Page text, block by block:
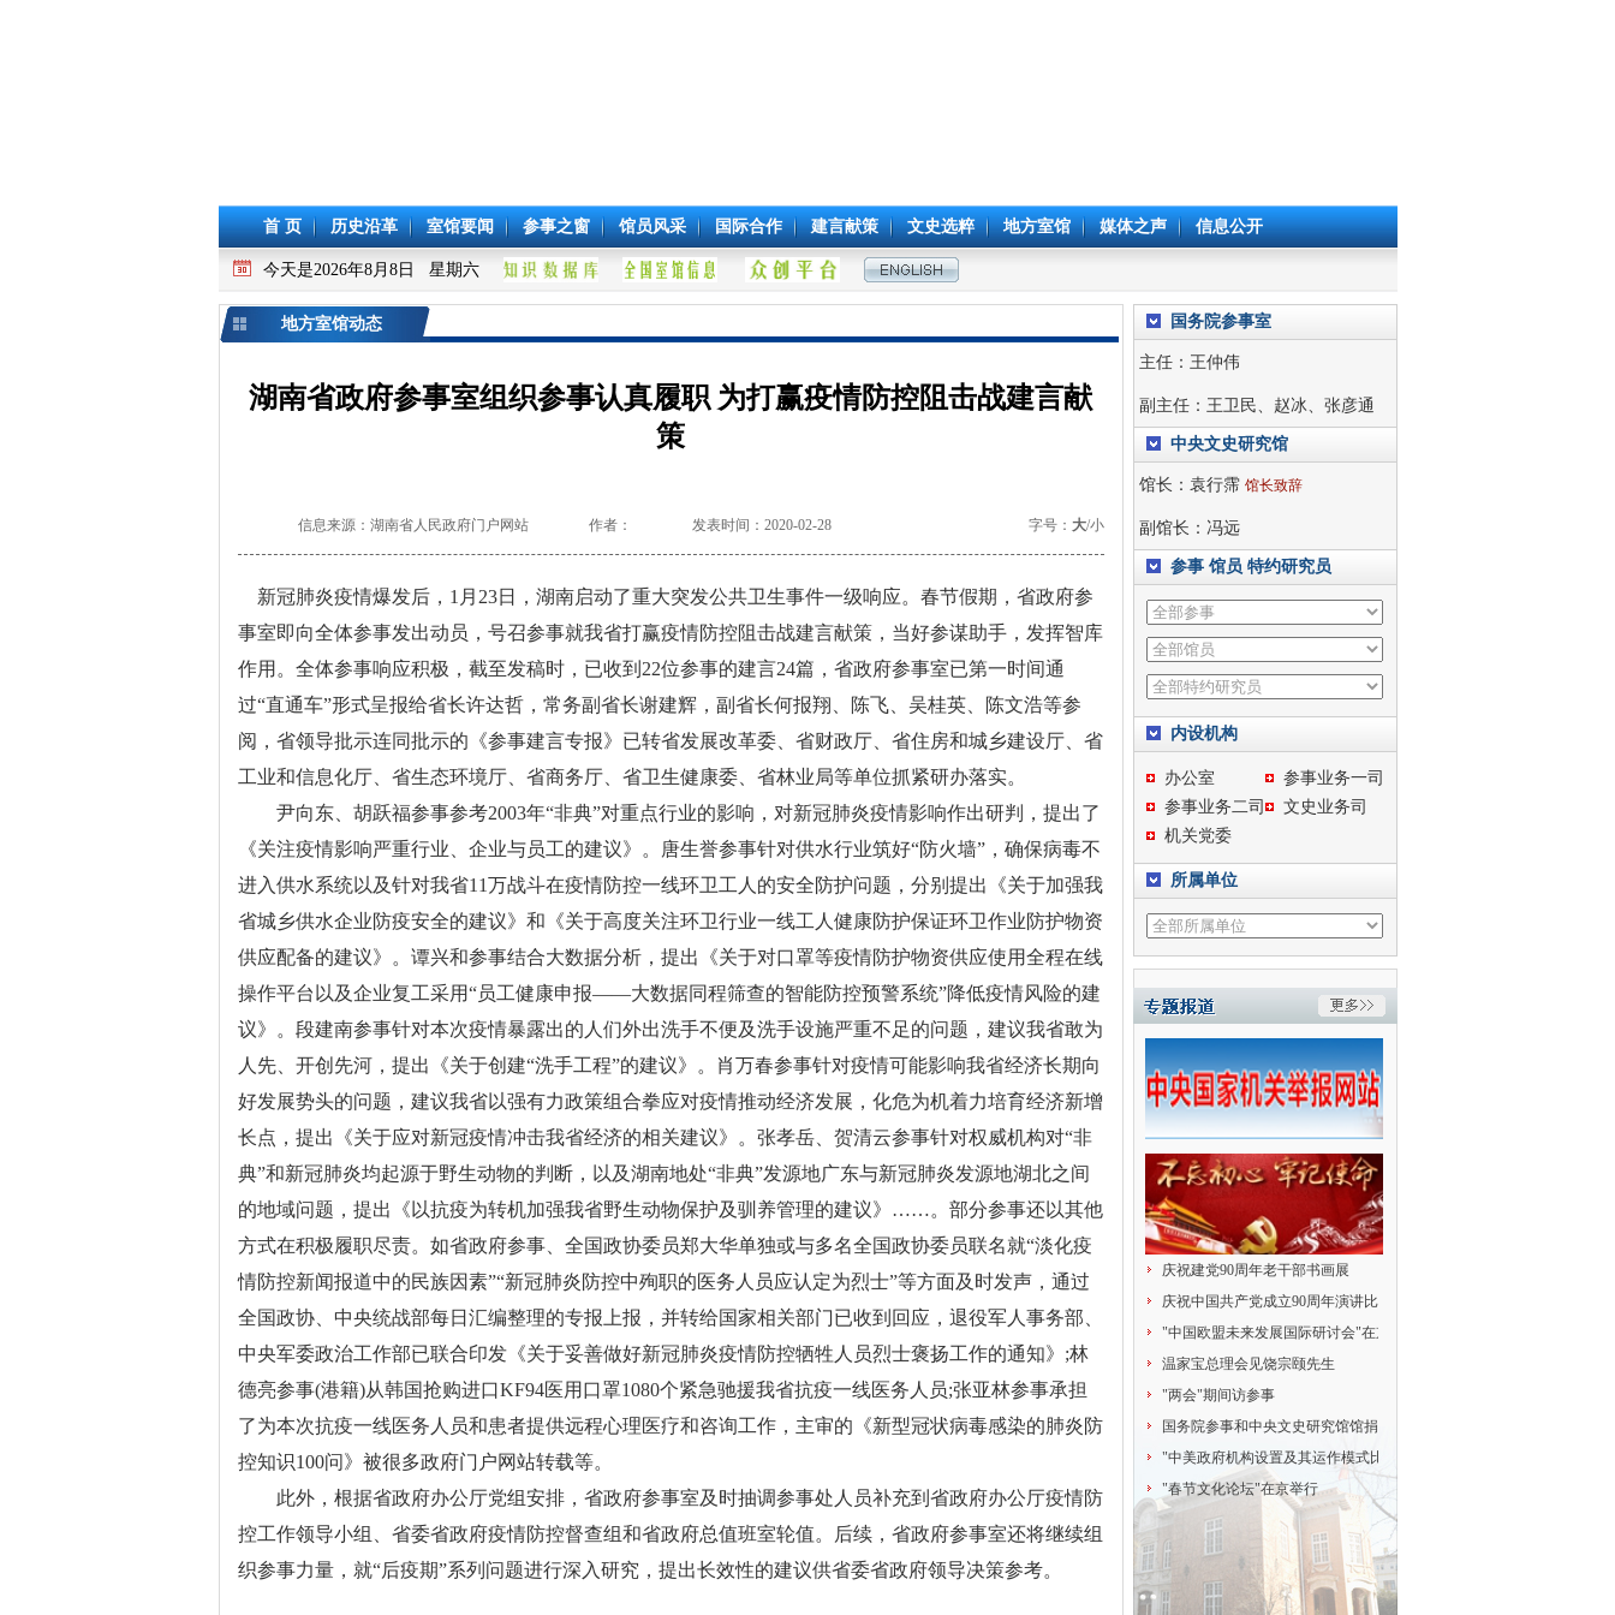
首 页 历史沿革 室馆要闻 参事之窗 馆员风采 国际合作 建言献策 文史选粹 地方室馆 媒体之声 信息公开
今天是2026年8月8日 星期六
地方室馆动态
湖南省政府参事室组织参事认真履职 为打赢疫情防控阻击战建言献
策
信息来源：湖南省人民政府门户网站 作者： 发表时间：2020-02-28 字号： 大/小
新冠肺炎疫情爆发后，1月23日，湖南启动了重大突发公共卫生事件一级响应。春节假期，省政府参
事室即向全体参事发出动员，号召参事就我省打赢疫情防控阻击战建言献策，当好参谋助手，发挥智库
作用。全体参事响应积极，截至发稿时，已收到22位参事的建言24篇，省政府参事室已第一时间通
过“直通车”形式呈报给省长许达哲，常务副省长谢建辉，副省长何报翔、陈飞、吴桂英、陈文浩等参
阅，省领导批示连同批示的《参事建言专报》已转省发展改革委、省财政厅、省住房和城乡建设厅、省
工业和信息化厅、省生态环境厅、省商务厅、省卫生健康委、省林业局等单位抓紧研办落实。
尹向东、胡跃福参事参考2003年“非典”对重点行业的影响，对新冠肺炎疫情影响作出研判，提出了
《关注疫情影响严重行业、企业与员工的建议》。唐生誉参事针对供水行业筑好“防火墙”，确保病毒不
进入供水系统以及针对我省11万战斗在疫情防控一线环卫工人的安全防护问题，分别提出《关于加强我
省城乡供水企业防疫安全的建议》和《关于高度关注环卫行业一线工人健康防护保证环卫作业防护物资
供应配备的建议》。谭兴和参事结合大数据分析，提出《关于对口罩等疫情防护物资供应使用全程在线
操作平台以及企业复工采用“员工健康申报——大数据同程筛查的智能防控预警系统”降低疫情风险的建
议》。段建南参事针对本次疫情暴露出的人们外出洗手不便及洗手设施严重不足的问题，建议我省敢为
人先、开创先河，提出《关于创建“洗手工程”的建议》。肖万春参事针对疫情可能影响我省经济长期向
好发展势头的问题，建议我省以强有力政策组合拳应对疫情推动经济发展，化危为机着力培育经济新增
长点，提出《关于应对新冠疫情冲击我省经济的相关建议》。张孝岳、贺清云参事针对权威机构对“非
典”和新冠肺炎均起源于野生动物的判断，以及湖南地处“非典”发源地广东与新冠肺炎发源地湖北之间
的地域问题，提出《以抗疫为转机加强我省野生动物保护及驯养管理的建议》……。部分参事还以其他
方式在积极履职尽责。如省政府参事、全国政协委员郑大华单独或与多名全国政协委员联名就“淡化疫
情防控新闻报道中的民族因素”“新冠肺炎防控中殉职的医务人员应认定为烈士”等方面及时发声，通过
全国政协、中央统战部每日汇编整理的专报上报，并转给国家相关部门已收到回应，退役军人事务部、
中央军委政治工作部已联合印发《关于妥善做好新冠肺炎疫情防控牺牲人员烈士褒扬工作的通知》;林
德亮参事(港籍)从韩国抢购进口KF94医用口罩1080个紧急驰援我省抗疫一线医务人员;张亚林参事承担
了为本次抗疫一线医务人员和患者提供远程心理医疗和咨询工作，主审的《新型冠状病毒感染的肺炎防
控知识100问》被很多政府门户网站转载等。
此外，根据省政府办公厅党组安排，省政府参事室及时抽调参事处人员补充到省政府办公厅疫情防
控工作领导小组、省委省政府疫情防控督查组和省政府总值班室轮值。后续，省政府参事室还将继续组
织参事力量，就“后疫期”系列问题进行深入研究，提出长效性的建议供省委省政府领导决策参考。
国务院参事室
主任： 王仲伟
副主任： 王卫民、 赵冰、 张彦通
中央文史研究馆
馆长： 袁行霈 馆长致辞
副馆长： 冯远
参事 馆员 特约研究员
内设机构
办公室
参事业务一司
参事业务二司
文史业务司
机关党委
所属单位
庆祝建党90周年老干部书画展
庆祝中国共产党成立90周年演讲比赛
"中国欧盟未来发展国际研讨会"在京举行
温家宝总理会见饶宗颐先生
"两会"期间访参事
国务院参事和中央文史研究馆馆捐赠献爱心
"中美政府机构设置及其运作模式比较研究"研讨会
"春节文化论坛"在京举行